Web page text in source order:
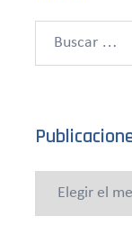
Buscar:
Publicaciones